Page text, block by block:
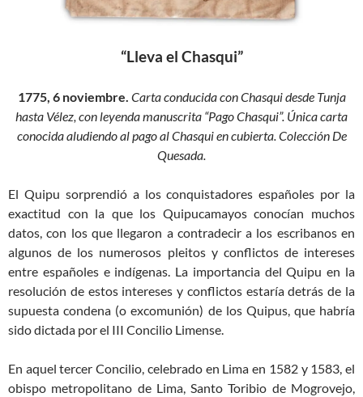
“Lleva el Chasqui”
1775, 6 noviembre. Carta conducida con Chasqui desde Tunja
hasta Vélez, con leyenda manuscrita “Pago Chasqui”. Única carta
conocida aludiendo al pago al Chasqui en cubierta. Colección De
Quesada.
El Quipu sorprendió a los conquistadores españoles por la
exactitud con la que los Quipucamayos conocían muchos
datos, con los que llegaron a contradecir a los escribanos en
algunos de los numerosos pleitos y conflictos de intereses
entre españoles e indígenas. La importancia del Quipu en la
resolución de estos intereses y conflictos estaría detrás de la
supuesta condena (o excomunión) de los Quipus, que habría
sido dictada por el III Concilio Limense.
En aquel tercer Concilio, celebrado en Lima en 1582 y 1583, el
obispo metropolitano de Lima, Santo Toribio de Mogrovejo,